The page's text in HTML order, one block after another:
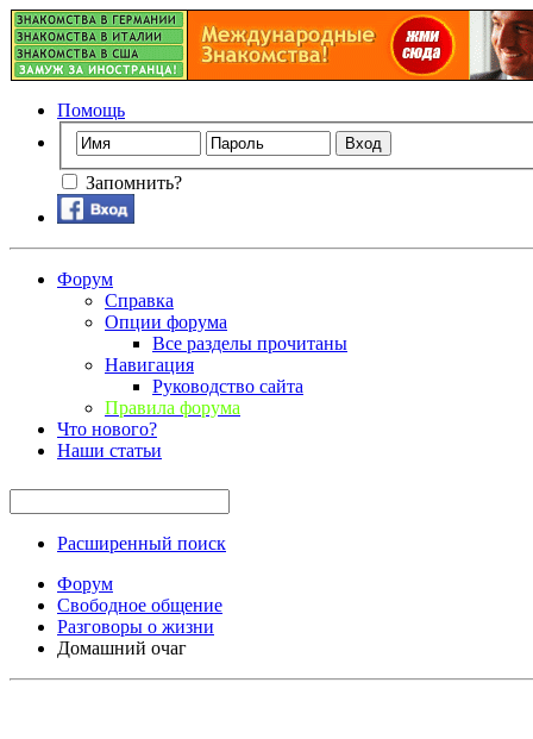
Помощь
Запомнить?
Форум
Справка
Опции форума
Все разделы прочитаны
Навигация
Руководство сайта
Правила форума
Что нового?
Наши статьи
Расширенный поиск
Форум
Свободное общение
Разговоры о жизни
Домашний очаг